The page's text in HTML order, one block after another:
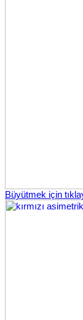
Büyütmek için